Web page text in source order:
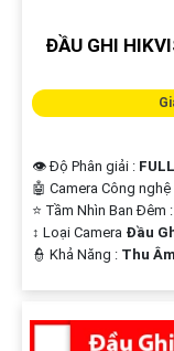
ĐẦU GHI
👁 Độ Phân giải :
🤖️ Camera Công nghệ
⭐ Tầm Nhìn Ban Đêm :
↕️ Loại Camera Đầu
️👮 Khả Năng : Thu